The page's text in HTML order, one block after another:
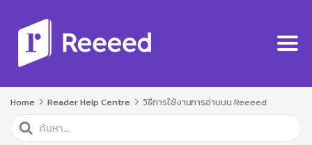
Home Reader Help Centre วิธีการใช้งานการอ่านบน Reeeed
Search
For